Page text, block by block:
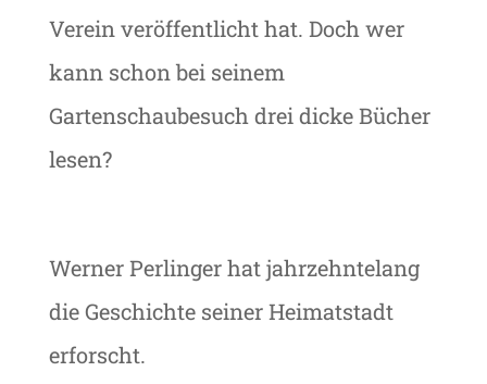
Verein veröffentlicht hat. Doch wer
kann schon bei seinem
Gartenschaubesuch drei dicke Bücher
lesen?
Werner Perlinger hat jahrzehntelang
die Geschichte seiner Heimatstadt
erforscht.